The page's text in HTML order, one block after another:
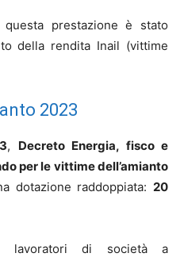
prestazione è stato
della rendita Inail (vittime
2023
, Decreto Energia, fisco e
per le vittime dell’amianto
dotazione raddoppiata: 20
i lavoratori di società a